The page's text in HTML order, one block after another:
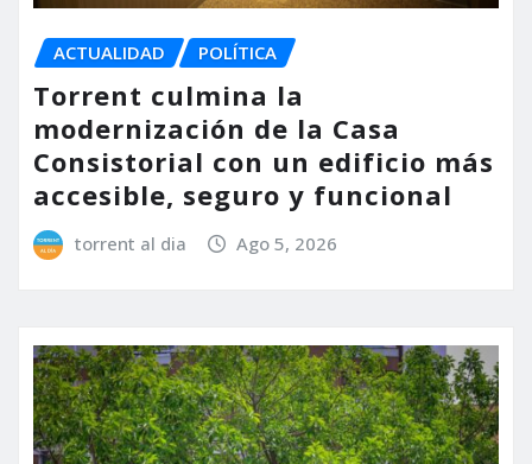
ACTUALIDAD POLÍTICA
Torrent culmina la
modernización de la Casa
Consistorial con un edificio más
accesible, seguro y funcional
torrent al dia Ago 5, 2026